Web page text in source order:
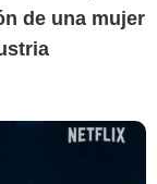
de una mujer